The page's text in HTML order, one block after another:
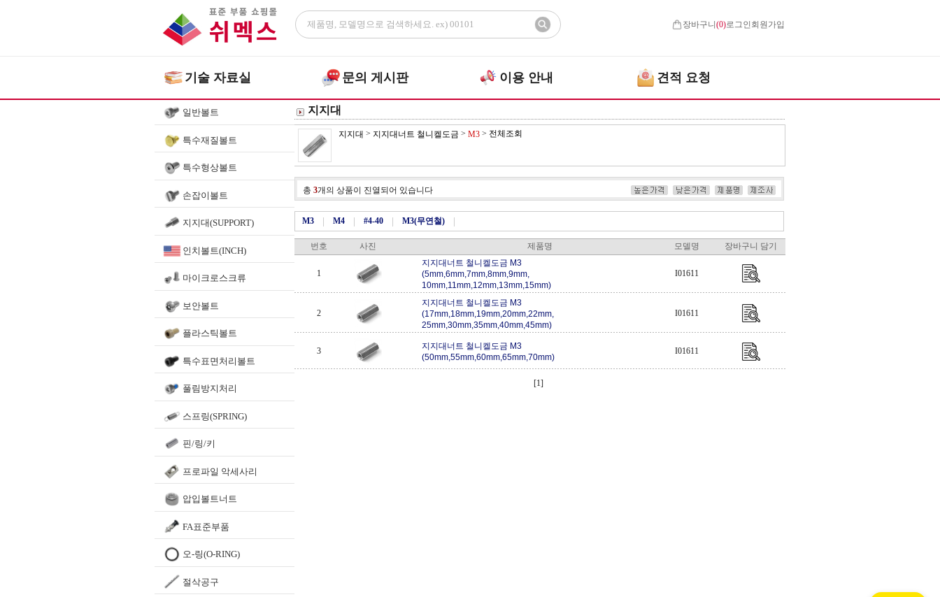
장바구니(0)로그인 회원가입
기술 자료실 문의 게시판 이용 안내 견적 요청
일반볼트
특수재질볼트
특수형상볼트
손잡이볼트
지지대(SUPPORT)
인치볼트(INCH)
마이크로스크류
보안볼트
플라스틱볼트
특수표면처리볼트
풀림방지처리
스프링(SPRING)
핀/링/키
프로파일 악세사리
압입볼트너트
FA표준부품
오-링(O-RING)
절삭공구
지지대
지지대 > 지지대너트 철니켈도금 > M3 > 전체조회
총 3개의 상품이 진열되어 있습니다
M3 M4 #4-40 M3(무연철)
번호 사진 제품명 모델명 장바구니 담기
1
지지대너트 철니켈도금 M3
(5mm,6mm,7mm,8mm,9mm,
10mm,11mm,12mm,13mm,15mm)
I01611
2
지지대너트 철니켈도금 M3
(17mm,18mm,19mm,20mm,22mm,
25mm,30mm,35mm,40mm,45mm)
I01611
3
지지대너트 철니켈도금 M3
(50mm,55mm,60mm,65mm,70mm)
I01611
[1]